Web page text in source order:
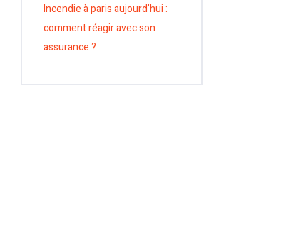
Incendie à paris aujourd’hui :
comment réagir avec son
assurance ?